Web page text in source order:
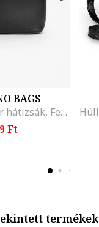
BAGS
Fedőlapos műbőr hátizsák, Fekete
Ft
termékek